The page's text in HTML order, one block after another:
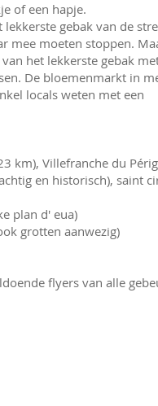
of een hapje.
gebak van de
mee moeten stoppen.
het lekkerste gebak
De bloemenmarkt in
locals weten met een
km), Villefranche du
en historisch), saint
plan d' eua)
grotten aanwezig)
flyers van alle